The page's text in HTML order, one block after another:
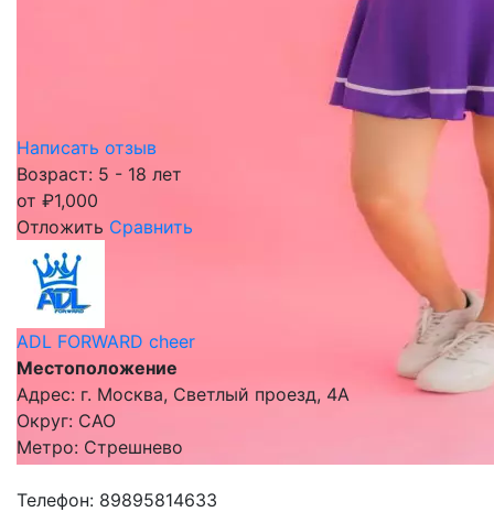
Написать отзыв
Возраст: 5 - 18 лет
от ₽1,000
Отложить Сравнить
ADL FORWARD cheer
Местоположение
Адрес: г. Москва, Светлый проезд, 4А
Округ: САО
Метро: Стрешнево
Телефон: 89895814633